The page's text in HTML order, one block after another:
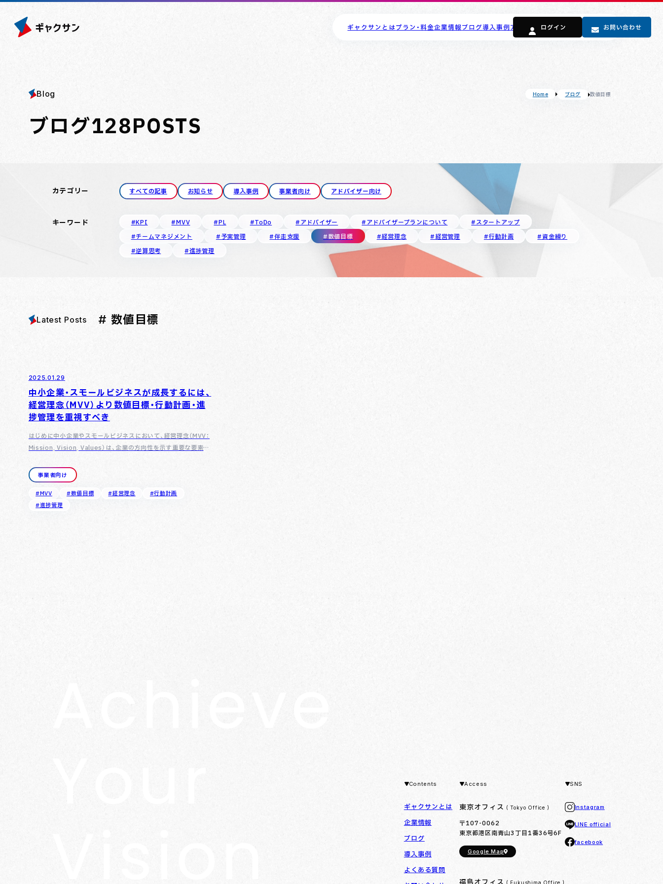
ギャクサンとはプラン・料金企業情報ブログ導入事例アドバイザー向け よくある質問
ログイン お問い合わせ
Blog
ブログ128POSTS
Home ブログ 数値目標
カテゴリー すべての記事 お知らせ 導入事例 事業者向け アドバイザー向け
キーワード #KPI #MVV #PL #ToDo #アドバイザー #アドバイザープランについて
#スタートアップ
#チームマネジメント
#予実管理 #伴走支援 #数値目標 #経営理念 #経営管理 #行動計画
#資金繰り
#逆算思考
#進捗管理
Latest Posts # 数値目標
2025.01.29
中小企業・スモールビジネスが成長するには、
経営理念（MVV）より数値目標・行動計画・進
捗管理を重視すべき
はじめに中小企業やスモールビジネスにおいて、経営理念（MVV：
Mission, Vision, Values）は、企業の方向性を示す重要な要素で
と共有することで、組…
事業者向け
#MVV #数値目標 #経営理念
#行動計画
#進捗管理
Contents
ギャクサンとは
企業情報
ブログ
導入事例
よくある質問
Access
東京オフィス ( Tokyo Office )
〒107-0062
東京都港区南青山3丁目1番36号6F
Google Map
( Fukushima Office )
SNS
Instagram
LINE official
facebook